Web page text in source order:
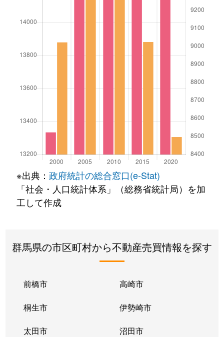
※出典： 政府統計の総合窓口(e-Stat)
「社会・人口統計体系」（総務省統計局）を加
工して作成
群馬県の市区町村から不動産売買情報を探す
前橋市 高崎市
桐生市 伊勢崎市
太田市 沼田市